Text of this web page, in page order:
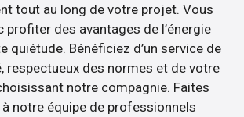
tout au long de votre projet. Vous
profiter des avantages de l’énergie
quiétude. Bénéficiez d’un service de
respectueux des normes et de votre
notre compagnie. Faites
notre équipe de professionnels